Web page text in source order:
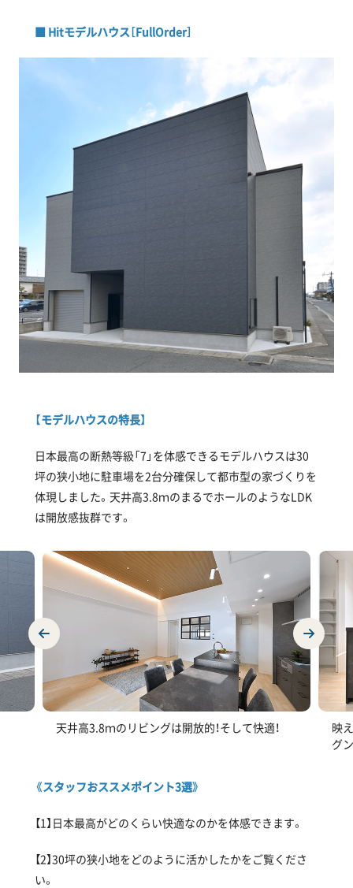
■ Hitモデルハウス［FullOrder］
【モデルハウスの特長】
日本最高の断熱等級「7」を体感できるモデルハウスは30
坪の狭小地に駐車場を2台分確保して都市型の家づくりを
体現しました。天井高3.8ｍのまるでホールのようなLDK
は開放感抜群です。
天井高3.8ｍのリビングは開放的！そして快適！
映
グン
《スタッフおススメポイント3選》
【1】日本最高がどのくらい快適なのかを体感できます。
【2】30坪の狭小地をどのように活かしたかをご覧くださ
い。